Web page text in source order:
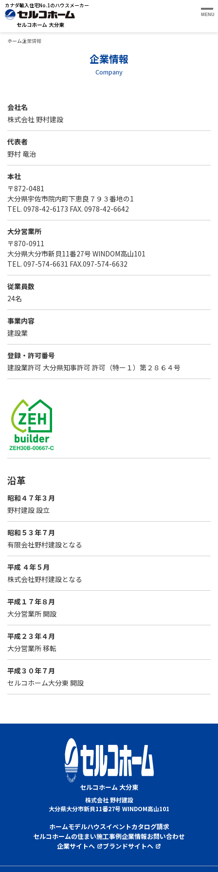
カナダ輸入住宅No.1のハウスメーカー
MENU
ホーム企業情報
企業情報
Company
会社名
株式会社 野村建設
代表者
野村 竜治
本社
〒872-0481
大分県宇佐市院内町下恵良７９３番地の1
TEL. 0978-42-6173 FAX. 0978-42-6642
大分営業所
〒870-0911
大分県大分市新貝11番27号 WINDOM高山101
TEL. 097-574-6631 FAX.097-574-6632
従業員数
24名
事業内容
建設業
登録・許可番号
建設業許可 大分県知事許可 許可（特ー１）第２８６４号
沿革
昭和４７年３月
野村建設 設立
昭和５３年７月
有限会社野村建設となる
平成 ４年５月
株式会社野村建設となる
平成１７年８月
大分営業所 開設
平成２３年４月
大分営業所 移転
平成３０年７月
セルコホーム大分東 開設
セルコホーム 大分東
株式会社 野村建設
大分県大分市新貝11番27号 WINDOM高山101
ホームモデルハウスイベントカタログ請求
セルコホームの住まい施工事例企業情報お問い合わせ
企業サイトへ
ブランドサイトへ